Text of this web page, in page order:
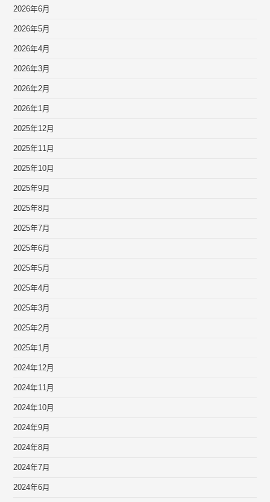
2026年6月
2026年5月
2026年4月
2026年3月
2026年2月
2026年1月
2025年12月
2025年11月
2025年10月
2025年9月
2025年8月
2025年7月
2025年6月
2025年5月
2025年4月
2025年3月
2025年2月
2025年1月
2024年12月
2024年11月
2024年10月
2024年9月
2024年8月
2024年7月
2024年6月